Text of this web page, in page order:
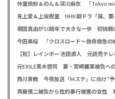
仲里依紗＆のん＆深川麻衣 「Tokyo
堀田真由が10周年で大きな一歩 初挑戦
今田美桜 「クロスロード～救命救急の
【祝】レインボー 池田直人 元読売テ